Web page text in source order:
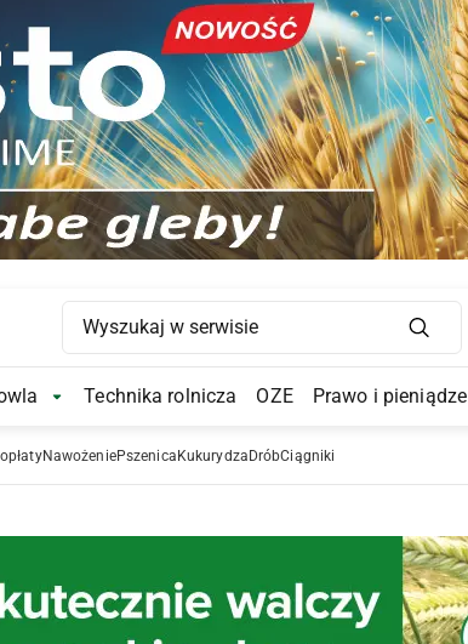
Main Navigation
Submenu
Hodowla Submenu
Technika rolnicza OZE Prawo i pieniądze
NawożeniePszenica Kukurydza DróbCiągniki